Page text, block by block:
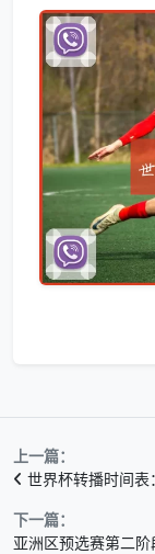
上一篇：
世界杯转播时间
下一篇：
亚洲区预选赛第二